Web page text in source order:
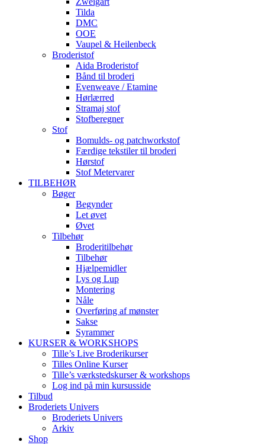
Tilda
DMC
OOE
Vaupel & Heilenbeck
Broderistof
Aida Broderistof
Bånd til broderi
Evenweave / Etamine
Hørlærred
Stramaj stof
Stofberegner
Stof
Bomulds- og patchworkstof
Færdige tekstiler til broderi
Hørstof
Stof Metervarer
TILBEHØR
Bøger
Begynder
Let øvet
Øvet
Tilbehør
Broderitilbehør
Tilbehør
Hjælpemidler
Lys og Lup
Montering
Nåle
Overføring af mønster
Sakse
Syrammer
KURSER & WORKSHOPS
Tille’s Live Broderikurser
Tilles Online Kurser
Tille’s værkstedskurser & workshops
Log ind på min kursusside
Tilbud
Broderiets Univers
Broderiets Univers
Arkiv
Shop